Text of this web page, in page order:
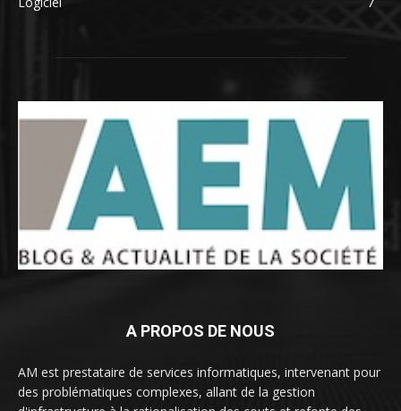
A PROPOS DE NOUS
AM est prestataire de services informatiques, intervenant pour
des problématiques complexes, allant de la gestion